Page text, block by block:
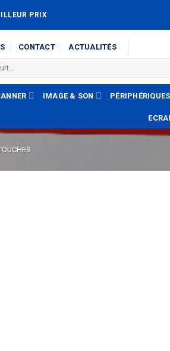
PRIX
CONTACT ACTUALITÉS
IMAGE & SON PÉRIPHÉRIQUES